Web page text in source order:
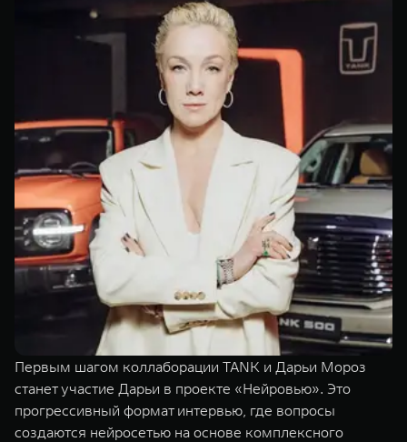
Первым шагом коллаборации TANK и Дарьи Мороз
станет участие Дарьи в проекте «Нейровью». Это
прогрессивный формат интервью, где вопросы
создаются нейросетью на основе комплексного